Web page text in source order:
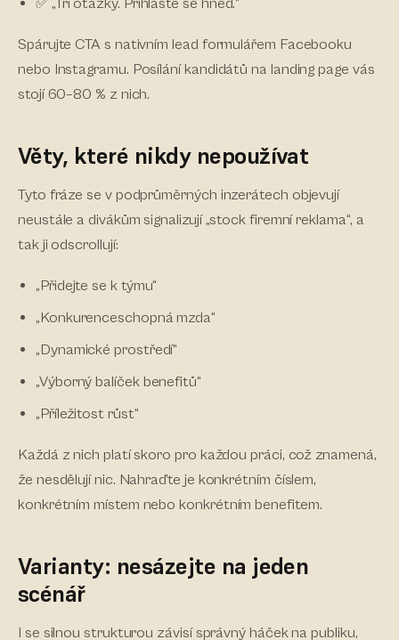
✅ „Tři otázky. Přihlaste se hned.“
Spárujte CTA s nativním lead formulářem Facebooku
nebo Instagramu. Posílání kandidátů na landing page vás
stojí 60–80 % z nich.
Věty, které nikdy nepoužívat
Tyto fráze se v podprůměrných inzerátech objevují
neustále a divákům signalizují „stock firemní reklama“, a
tak ji odscrollují:
„Přidejte se k týmu“
„Konkurenceschopná mzda“
„Dynamické prostředí“
„Výborný balíček benefitů“
„Příležitost růst“
Každá z nich platí skoro pro každou práci, což znamená,
že nesdělují nic. Nahraďte je konkrétním číslem,
konkrétním místem nebo konkrétním benefitem.
Varianty: nesázejte na jeden
scénář
I se silnou strukturou závisí správný háček na publiku,